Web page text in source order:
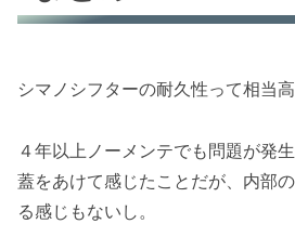
シマノシフターの耐久性って相当
４年以上ノーメンテでも問題が発生
蓋をあけて感じたことだが、内部
る感じもないし。